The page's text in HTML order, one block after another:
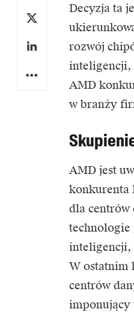
Decyzja ta
rozwój
inteligencji,
AMD
w branży
AMD jest
konkurenta
dla centrów
technologie
inteligencji,
W ostatnim
centrów
imponujący